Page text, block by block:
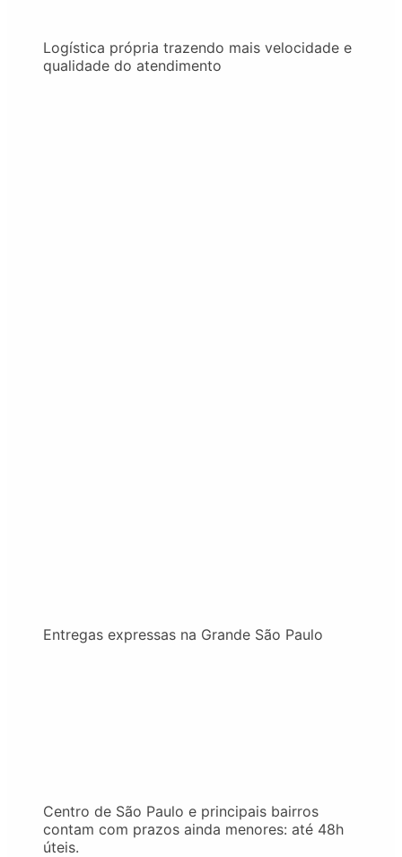
Logística própria trazendo mais velocidade e
qualidade do atendimento
Entregas expressas na Grande São Paulo
Centro de São Paulo e principais bairros
contam com prazos ainda menores: até 48h
úteis.